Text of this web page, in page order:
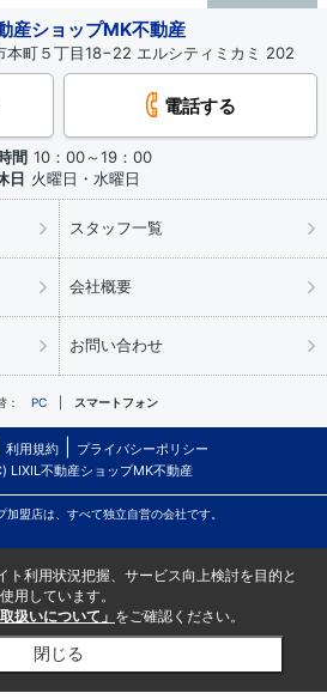
産ショップMK不動産
町５丁目18−22 エルシティミカミ 202
電話する
間 10：00～19：00
日 火曜日・水曜日
スタッフ一覧
会社概要
お問い合わせ
： PC スマートフォン
利用規約
プライバシーポリシー
LIXIL不動産ショップMK不動産
盟店は、すべて独立自営の会社です。
ト利用状況把握、サービス向上検討を目的と
用しています。
扱いについて」 をご確認ください。
閉じる